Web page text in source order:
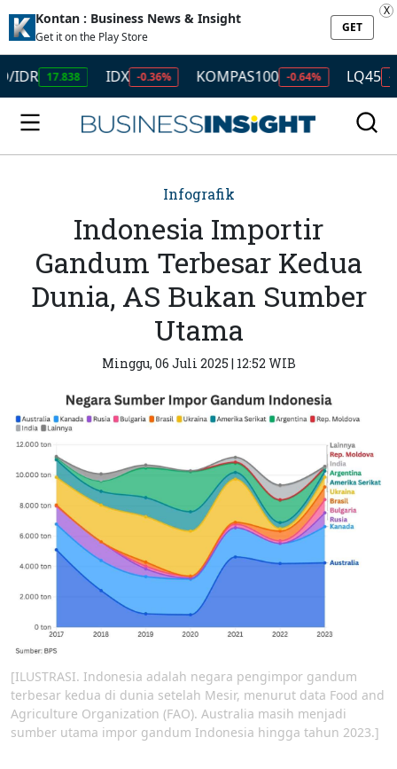
Kontan : Business News & Insight
Get it on the Play Store
GET
X
17.838 IDX -0.36% KOMPAS100 -0.64% LQ45 -0.55%
Infografik
Indonesia Importir
Gandum Terbesar Kedua
Dunia, AS Bukan Sumber
Utama
Minggu, 06 Juli 2025 | 12:52 WIB
[ILUSTRASI. Indonesia adalah negara pengimpor gandum
terbesar kedua di dunia setelah Mesir, menurut data Food and
Agriculture Organization (FAO). Australia masih menjadi
sumber utama impor gandum Indonesia hingga tahun 2023.]